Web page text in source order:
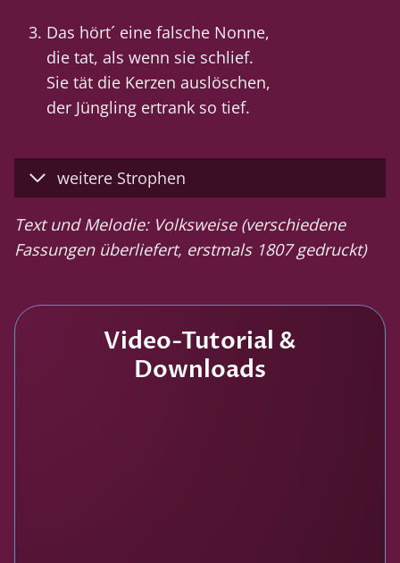
Das hört´ eine falsche Nonne,
die tat, als wenn sie schlief.
Sie tät die Kerzen auslöschen,
der Jüngling ertrank so tief.
weitere Strophen
Text und Melodie: Volksweise (verschiedene
Fassungen überliefert, erstmals 1807 gedruckt)
Video-Tutorial &
Downloads